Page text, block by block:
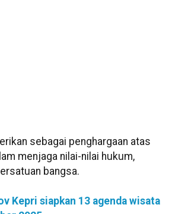
sebagai penghargaan atas
menjaga nilai-nilai hukum,
bangsa.
Kepri siapkan 13 agenda wisata